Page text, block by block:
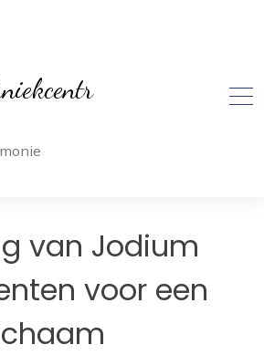
van Jodium
voor een